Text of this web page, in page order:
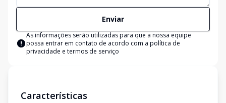
Enviar
As informações serão utilizadas para que a nossa equipe
possa entrar em contato de acordo com a política de
privacidade e termos de serviço
Características